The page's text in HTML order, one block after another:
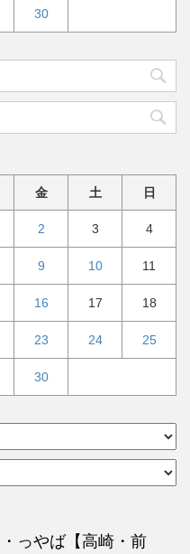
30
金 土 日
2 3 4
9 10 11
16 17 18
23 24 25
30
っやば【高崎・前